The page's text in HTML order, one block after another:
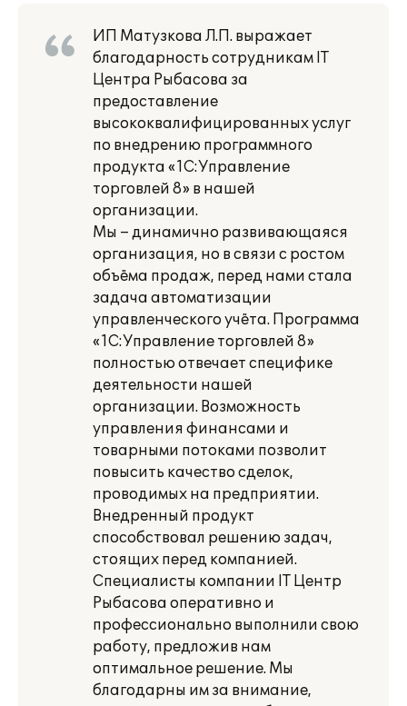
ИП Матузкова Л.П. выражает
благодарность сотрудникам IT
Центра Рыбасова за
предоставление
высококвалифицированных услуг
по внедрению программного
продукта «1С:Управление
торговлей 8» в нашей
организации.
Мы – динамично развивающаяся
организация, но в связи с ростом
объёма продаж, перед нами стала
задача автоматизации
управленческого учёта. Программа
«1С:Управление торговлей 8»
полностью отвечает специфике
деятельности нашей
организации. Возможность
управления финансами и
товарными потоками позволит
повысить качество сделок,
проводимых на предприятии.
Внедренный продукт
способствовал решению задач,
стоящих перед компанией.
Специалисты компании IT Центр
Рыбасова оперативно и
профессионально выполнили свою
работу, предложив нам
оптимальное решение. Мы
благодарны им за внимание,